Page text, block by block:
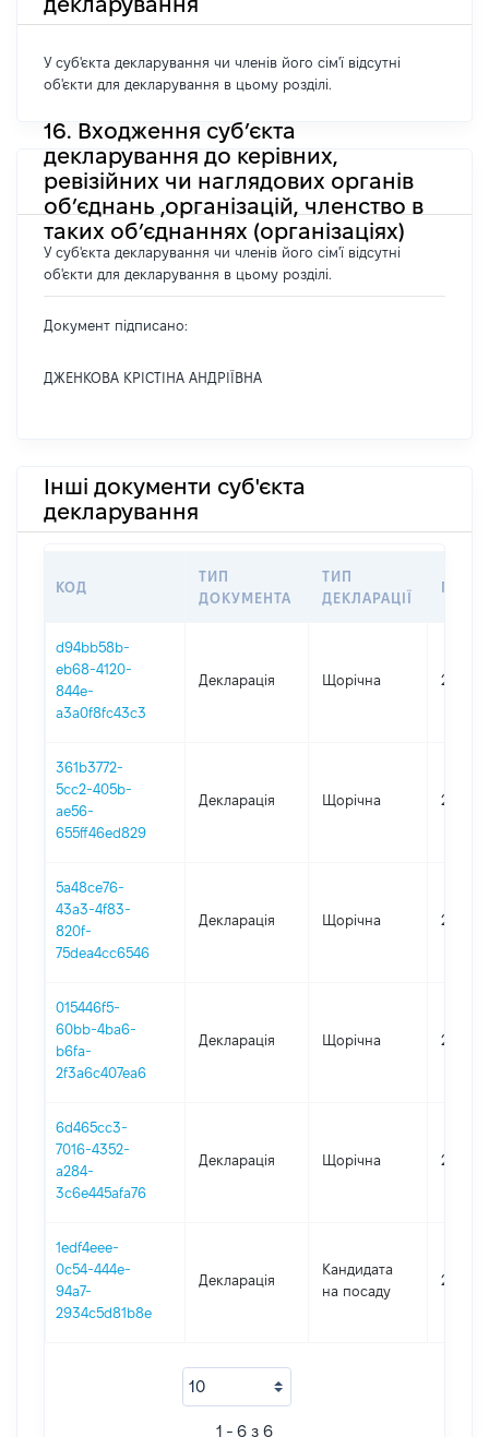
У суб'єкта декларування чи членів його сім'ї відсутні
об'єкти для декларування в цьому розділі.
16. Входження суб’єкта
декларування до керівних,
ревізійних чи наглядових органів
об’єднань ,організацій, членство в
таких об’єднаннях (організаціях)
У суб'єкта декларування чи членів його сім'ї відсутні
об'єкти для декларування в цьому розділі.
Документ підписано:
ДЖЕНКОВА КРІСТІНА АНДРІЇВНА
Інші документи суб'єкта
декларування
КОД
ТИП
ДОКУМЕНТА
ТИП
ДЕКЛАРАЦІЇ
d94bb58b-
eb68-4120-
844e-
a3a0f8fc43c3
Декларація Щорічна 2025
361b3772-
5cc2-405b-
ae56-
655ff46ed829
Декларація Щорічна 2024
5a48ce76-
43a3-4f83-
820f-
75dea4cc6546
Декларація Щорічна 2023
015446f5-
60bb-4ba6-
b6fa-
2f3a6c407ea6
Декларація Щорічна 2022
6d465cc3-
7016-4352-
a284-
3c6e445afa76
Декларація Щорічна 2020
1edf4eee-
0c54-444e-
94a7-
2934c5d81b8e
Декларація
Кандидата
на посаду
2020
1 - 6 з 6